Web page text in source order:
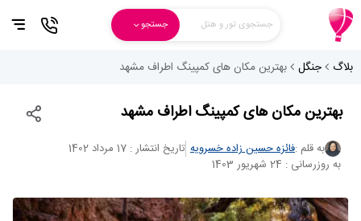
جستجوی تور و هتل جستجو
بلاگ جنگل بهترین مکان های کمپینگ اطراف مشهد
بهترین مکان های کمپینگ اطراف مشهد
به قلم :فائزه حسین زاده خسرویه تاریخ انتشار : 17 مرداد 1402
به روزرسانی : 24 شهریور 1403